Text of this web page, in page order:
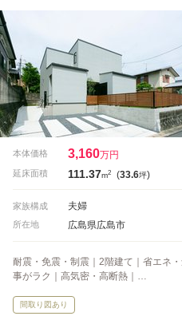
本体価格 3,160万円
延床面積 111.37m2 (33.6坪)
家族構成 夫婦
所在地 広島県広島市
耐震・免震・制震｜2階建て｜省エネ
事がラク｜高気密・高断熱｜…
間取り図あり